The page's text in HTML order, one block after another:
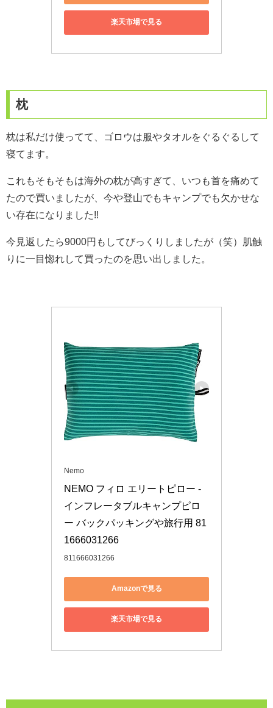
楽天市場で見る
枕
枕は私だけ使ってて、ゴロウは服やタオルをぐるぐるして
寝てます。
これもそもそもは海外の枕が高すぎて、いつも首を痛めて
たので買いましたが、今や登山でもキャンプでも欠かせな
い存在になりました!!
今見返したら9000円もしてびっくりしましたが（笑）肌触
りに一目惚れして買ったのを思い出しました。
Nemo
NEMO フィロ エリートピロー -
インフレータブルキャンプピロ
ー バックパッキングや旅行用 81
1666031266
811666031266
Amazonで見る
楽天市場で見る